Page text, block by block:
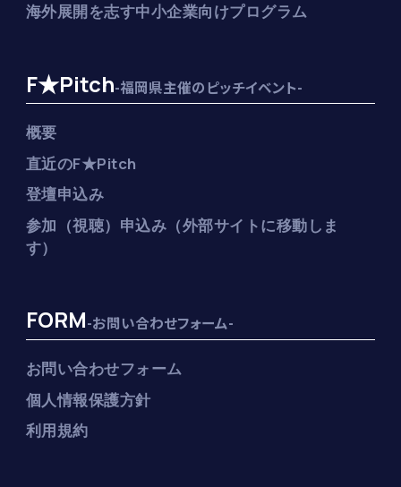
海外展開を志す中小企業向けプログラム
F★Pitch-福岡県主催のピッチイベント-
概要
直近のF★Pitch
登壇申込み
参加（視聴）申込み（外部サイトに移動しま
す）
FORM-お問い合わせフォーム-
お問い合わせフォーム
個人情報保護方針
利用規約